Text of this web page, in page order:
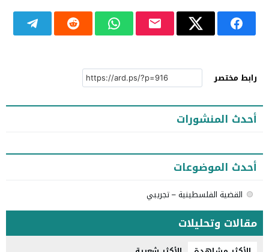
رابط مختصر
أحدث المنشورات
أحدث الموضوعات
القضية الفلسطينية – تجريبي
مقالات وتحليلات